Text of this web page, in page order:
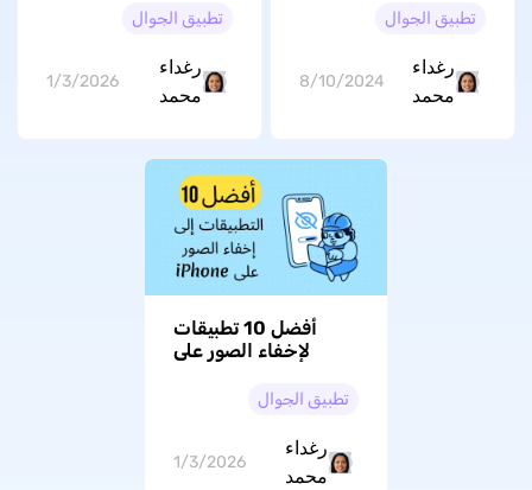
تطبيق الجوال
رغداء
محمد
8/10/2024
تطبيق الجوال
رغداء
محمد
1/3/2026
أفضل 10 تطبيقات
لإخفاء الصور على
تطبيق الجوال
رغداء
محمد
1/3/2026